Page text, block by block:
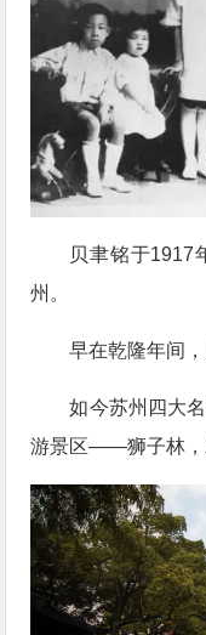
贝聿铭于1917
州。
早在乾隆年间
如今苏州四大
游景区——狮子林，